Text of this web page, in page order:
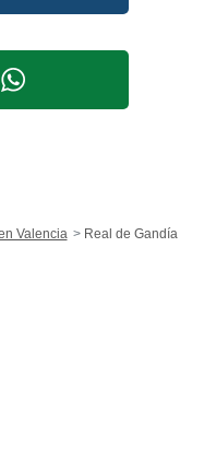
Valencia Real de Gandía